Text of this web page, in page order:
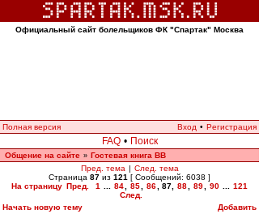
Официальный сайт болельщиков ФК "Спартак" Москва
Полная версия Вход • Регистрация
FAQ • Поиск
Общение на сайте » Гостевая книга ВВ
Пред. тема | След. тема
Страница 87 из 121 [ Сообщений: 6038 ]
На страницу Пред. 1 84 85 86 87 88 89 90
121
След.
Начать новую тему
Добавить